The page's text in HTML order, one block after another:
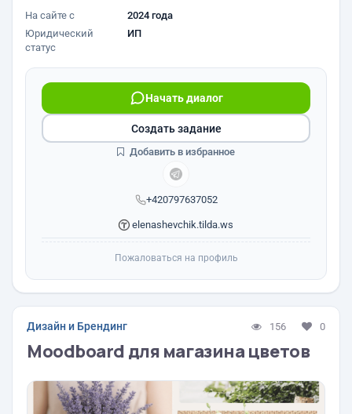
На сайте с
2024 года
Юридический
статус
ИП
+420797637052
Начать диалог
elenashevchik.tilda.ws
Создать задание
Добавить в избранное
Пожаловаться на профиль
Дизайн и Брендинг 156 0
Moodboard для магазина цветов